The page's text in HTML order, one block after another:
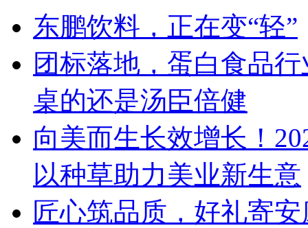
东鹏饮料，正在变“轻”
团标落地，蛋白食品
桌的还是汤臣倍健
向美而生长效增长！
以种草助力美业新生意
匠心筑品质，好礼寄